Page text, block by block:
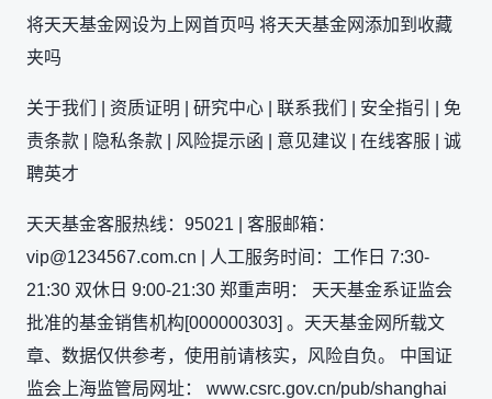
将天天基金网设为上网首页吗 将天天基金网添加到收藏
夹吗
关于我们 | 资质证明 | 研究中心 | 联系我们 | 安全指引 | 免
责条款 | 隐私条款 | 风险提示函 | 意见建议 | 在线客服 | 诚
聘英才
天天基金客服热线：95021 | 客服邮箱：
vip@1234567.com.cn | 人工服务时间：工作日 7:30-
21:30 双休日 9:00-21:30 郑重声明： 天天基金系证监会
批准的基金销售机构[000000303] 。天天基金网所载文
章、数据仅供参考，使用前请核实，风险自负。 中国证
监会上海监管局网址： www.csrc.gov.cn/pub/shanghai